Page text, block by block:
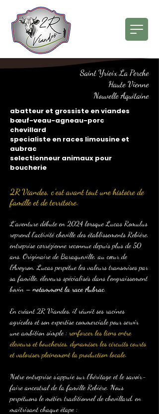
Saint Yrieix La Perche
Haute Vienne
Nouvelle Aquitaine
abatteur et grossiste en viandes
bœuf-veau-agneau-porc
chevillard
specialiste en races limousine et
aubrac
selectionneur animaux pour
boucherie
2R Viandes, c’est avant tout une histoire de
famille et de territoire.
L’aventure débute en 2024 lorsque Lucas Romulus
reprend l’activité cheville des établissements Rebière,
entreprise corrézienne reconnue depuis plus de 50
ans. Originaire de Baraqueville, au cœur de
l’Aveyron, Lucas perpétue les valeurs transmises par
sa famille, éleveurs spécialisés dans l’engraissement
bovin –notamment la race Aubrac.
En créant 2R Viandes, il réunit ses racines
agricoles et son expertise commerciale pour servir
une ambition simple : renforcer les liens entre
éleveurs et boucheries, dynamiser les circuits courts
et valoriser pleinement la production locale.
Notre entreprise s’appuie sur l’héritage et le savoir-
faire ancestral de la famille Rebière. Nous
perpétuons le métier traditionnel de chevillard, en
maîtrisant chaque étape :